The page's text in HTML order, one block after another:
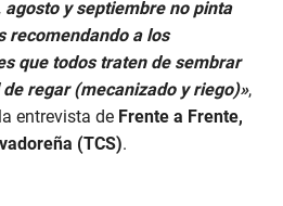
y septiembre no pinta
recomendando a los
que todos traten de sembrar
regar (mecanizado y riego)»,
entrevista de Frente a Frente,
(TCS).